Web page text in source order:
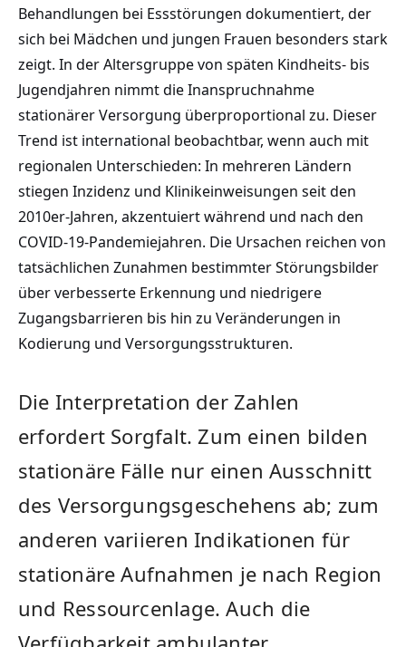
Behandlungen bei Essstörungen dokumentiert, der
sich bei Mädchen und jungen Frauen besonders stark
zeigt. In der Altersgruppe von späten Kindheits- bis
Jugendjahren nimmt die Inanspruchnahme
stationärer Versorgung überproportional zu. Dieser
Trend ist international beobachtbar, wenn auch mit
regionalen Unterschieden: In mehreren Ländern
stiegen Inzidenz und Klinikeinweisungen seit den
2010er-Jahren, akzentuiert während und nach den
COVID-19-Pandemiejahren. Die Ursachen reichen von
tatsächlichen Zunahmen bestimmter Störungsbilder
über verbesserte Erkennung und niedrigere
Zugangsbarrieren bis hin zu Veränderungen in
Kodierung und Versorgungsstrukturen.
Die Interpretation der Zahlen
erfordert Sorgfalt. Zum einen bilden
stationäre Fälle nur einen Ausschnitt
des Versorgungsgeschehens ab; zum
anderen variieren Indikationen für
stationäre Aufnahmen je nach Region
und Ressourcenlage. Auch die